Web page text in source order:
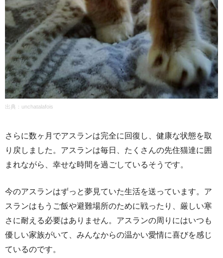
出典：unchatalafois
さらに数ヶ月でアスランは完全に回復し、健康な状態を取
り戻しました。アスランは毎日、たくさんの先住猫達に囲
まれながら、幸せな時間を過ごしているそうです。
今のアスランはずっと夢見ていた生活を送っています。ア
スランはもうご飯や避難場所のために戦ったり、厳しい寒
さに耐える必要はありません。アスランの周りにはいつも
優しい家族がいて、みんなからの温かい愛情に喜びを感じ
ているのです。